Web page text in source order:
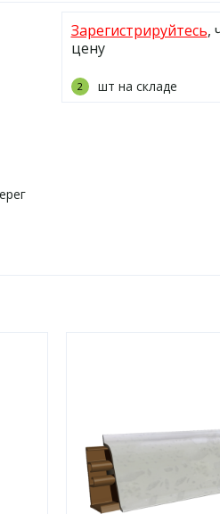
Зарегистрируйтесь,
цену
2 шт на складе